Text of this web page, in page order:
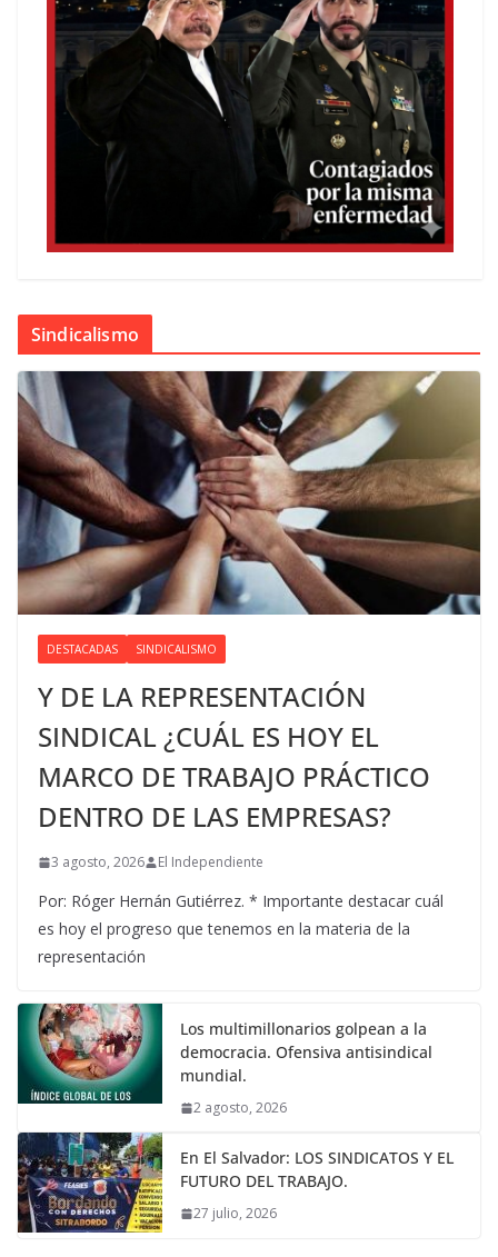
Sindicalismo
DESTACADAS SINDICALISMO
Y DE LA REPRESENTACIÓN
SINDICAL ¿CUÁL ES HOY EL
MARCO DE TRABAJO PRÁCTICO
DENTRO DE LAS EMPRESAS?
3 agosto, 2026 El Independiente
Por: Róger Hernán Gutiérrez. * Importante destacar cuál
es hoy el progreso que tenemos en la materia de la
representación
Los multimillonarios golpean a la
democracia. Ofensiva antisindical
mundial.
2 agosto, 2026
En El Salvador: LOS SINDICATOS Y EL
FUTURO DEL TRABAJO.
27 julio, 2026